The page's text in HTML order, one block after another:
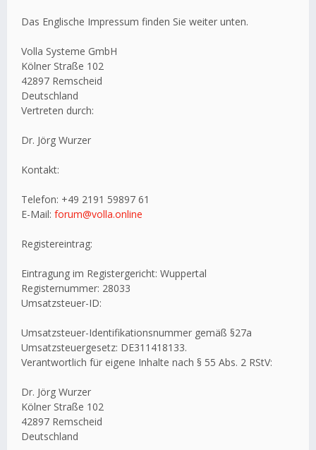
Das Englische Impressum finden Sie weiter unten.
Volla Systeme GmbH
Kölner Straße 102
42897 Remscheid
Deutschland
Vertreten durch:
Dr. Jörg Wurzer
Kontakt:
Telefon: +49 2191 59897 61
E-Mail: forum@volla.online
Registereintrag:
Eintragung im Registergericht: Wuppertal
Registernummer: 28033
Umsatzsteuer-ID:
Umsatzsteuer-Identifikationsnummer gemäß §27a
Umsatzsteuergesetz: DE311418133.
Verantwortlich für eigene Inhalte nach § 55 Abs. 2 RStV:
Dr. Jörg Wurzer
Kölner Straße 102
42897 Remscheid
Deutschland